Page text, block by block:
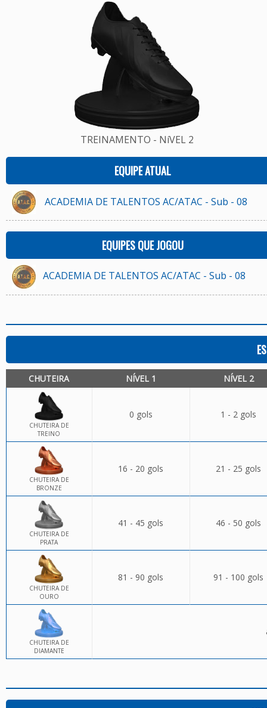
TREINAMENTO - NíVEL 2
EQUIPE ATUAL
ACADEMIA DE TALENTOS AC/ATAC - Sub - 08
EQUIPES QUE JOGOU
ACADEMIA DE TALENTOS AC/ATAC - Sub - 08
CHUTEIRA NÍVEL 1 NÍVEL 2
CHUTEIRA DE
TREINO
0 gols 1 - 2 gols
CHUTEIRA DE
BRONZE
16 - 20 gols 21 - 25 gols
CHUTEIRA DE
PRATA
41 - 45 gols 46 - 50 gols
CHUTEIRA DE
OURO
81 - 90 gols 91 - 100 gols
CHUTEIRA DE
DIAMANTE